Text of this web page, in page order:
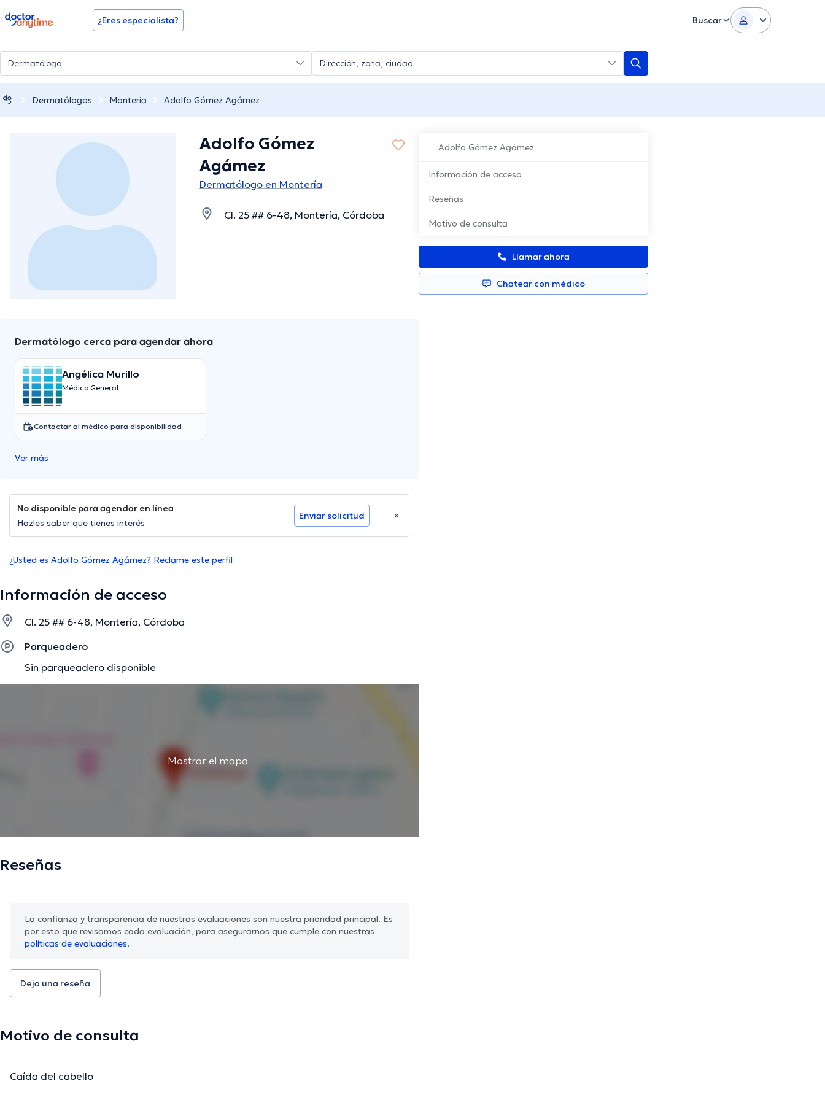
doctoranytime ¿Eres especialista? Buscar
Dermatólogos Montería Adolfo Gómez Agámez
Adolfo Gómez Agámez
Información de acceso
Reseñas
Motivo de consulta
Llamar ahora
Chatear con médico
Adolfo Gómez
Agámez
Dermatólogo en Montería
Cl. 25 ## 6-48, Montería, Córdoba
Dermatólogo cerca para agendar ahora
Angélica Murillo
Médico General
Contactar al médico para disponibilidad
Ver más
No disponible para agendar en línea
Hazles saber que tienes interés
Enviar solicitud
¿Usted es Adolfo Gómez Agámez? Reclame este perfil
Información de acceso
Cl. 25 ## 6-48, Montería, Córdoba
Parqueadero
Sin parqueadero disponible
Mostrar el mapa
Reseñas
La confianza y transparencia de nuestras evaluaciones son nuestra prioridad principal. Es
por esto que revisamos cada evaluación, para asegurarnos que cumple con nuestras
políticas de evaluaciones.
Deja una reseña
Motivo de consulta
Caída del cabello